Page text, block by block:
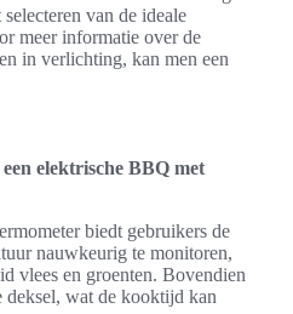
van de ideale
meer informatie over de
in verlichting, kan men een
elektrische BBQ met
biedt gebruikers de
nauwkeurig te monitoren,
vlees en groenten. Bovendien
deksel, wat de kooktijd kan